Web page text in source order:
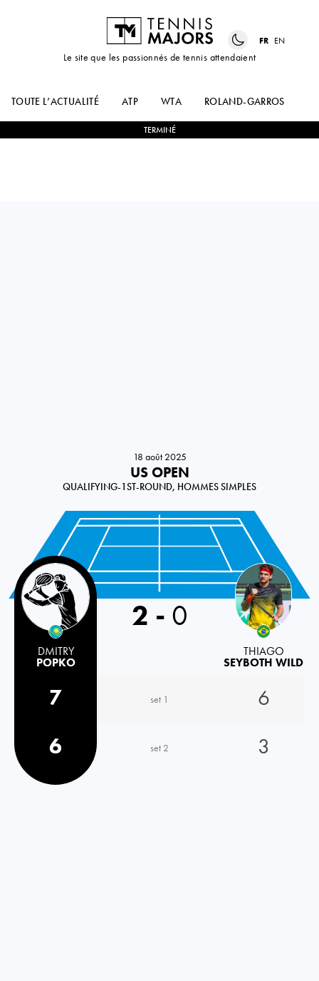
Le site que les passionnés de tennis attendaient
FR EN
TOUTE L’ACTUALITÉ ATP WTA ROLAND-GARROS
TERMINÉ
18 août 2025
US OPEN
QUALIFYING-1ST-ROUND, HOMMES SIMPLES
Kazakhstan
DMITRY
POPKO
2 - 0
THIAGO
SEYBOTH WILD
7 set 1
6
6
set 2 3